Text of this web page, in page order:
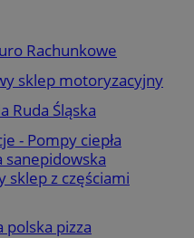
Rachunkowe
sklep motoryzacyjny
Ruda Śląska
- Pompy ciepła
sanepidowska
sklep z częściami
polska pizza